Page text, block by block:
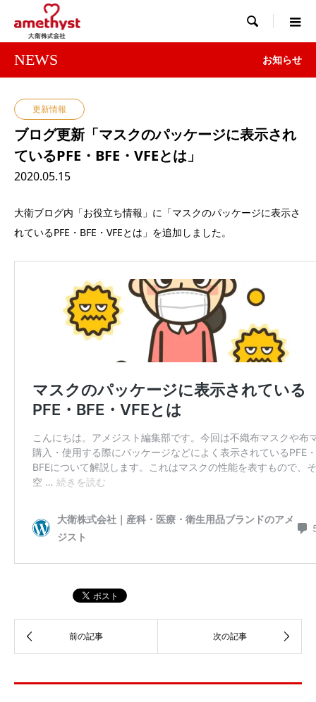

NEWS お知らせ
更新情報
ブログ更新「マスクのパッケージに表示され
ているPFE・BFE・VFEとは」
2020.05.15
大衛ブログ内「お役立ち情報」に「マスクのパッケージに表示さ
れているPFE・BFE・VFEとは」を追加しました。